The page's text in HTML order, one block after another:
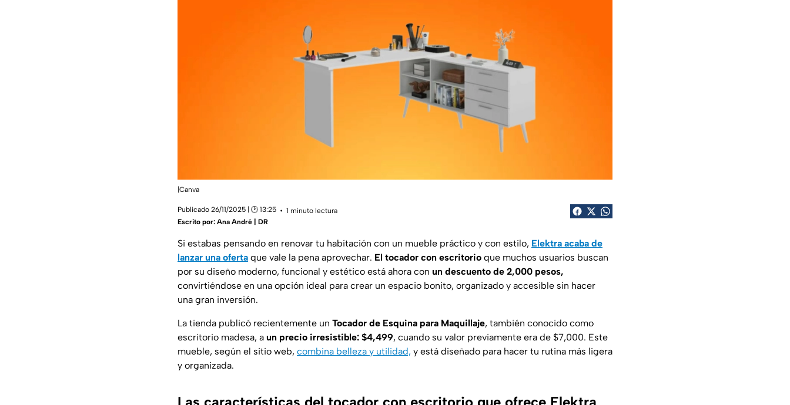
|Canva
Publicado 26/11/2025 | 🕑 13:25
1 minuto lectura
Escrito por: Ana André | DR
Si estabas pensando en renovar tu habitación con un mueble práctico y con estilo, Elektra acaba de
lanzar una oferta que vale la pena aprovechar. El tocador con escritorio que muchos usuarios buscan
por su diseño moderno, funcional y estético está ahora con un descuento de 2,000 pesos,
convirtiéndose en una opción ideal para crear un espacio bonito, organizado y accesible sin hacer
una gran inversión.
La tienda publicó recientemente un Tocador de Esquina para Maquillaje, también conocido como
escritorio madesa, a un precio irresistible: $4,499, cuando su valor previamente era de $7,000. Este
mueble, según el sitio web, combina belleza y utilidad, y está diseñado para hacer tu rutina más ligera
y organizada.